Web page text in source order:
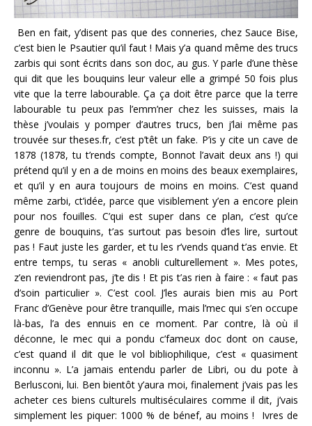
Ben en fait, y’disent pas que des conneries, chez Sauce Bise,
c’est bien le Psautier qu’il faut ! Mais y’a quand même des trucs
zarbis qui sont écrits dans son doc, au gus. Y parle d’une thèse
qui dit que les bouquins leur valeur elle a grimpé 50 fois plus
vite que la terre labourable. Ça ça doit être parce que la terre
labourable tu peux pas l’emm’ner chez les suisses, mais la
thèse j’voulais y pomper d’autres trucs, ben j’lai même pas
trouvée sur theses.fr, c’est p’têt un fake. P’is y cite un cave de
1878 (1878, tu t’rends compte, Bonnot l’avait deux ans !) qui
prétend qu’il y en a de moins en moins des beaux exemplaires,
et qu’il y en aura toujours de moins en moins. C’est quand
même zarbi, ct’idée, parce que visiblement y’en a encore plein
pour nos fouilles. C’qui est super dans ce plan, c’est qu’ce
genre de bouquins, t’as surtout pas besoin d’les lire, surtout
pas ! Faut juste les garder, et tu les r’vends quand t’as envie. Et
entre temps, tu seras « anobli culturellement ». Mes potes,
z’en reviendront pas, j’te dis ! Et pis t’as rien à faire : « faut pas
d’soin particulier ». C’est cool. J’les aurais bien mis au Port
Franc d’Genève pour être tranquille, mais l’mec qui s’en occupe
là-bas, l’a des ennuis en ce moment. Par contre, là où il
déconne, le mec qui a pondu c’fameux doc dont on cause,
c’est quand il dit que le vol bibliophilique, c’est « quasiment
inconnu ». L’a jamais entendu parler de Libri, ou du pote à
Berlusconi, lui. Ben bientôt y’aura moi, finalement j’vais pas les
acheter ces biens culturels multiséculaires comme il dit, j’vais
simplement les piquer: 1000 % de bénef, au moins ! Ivres de